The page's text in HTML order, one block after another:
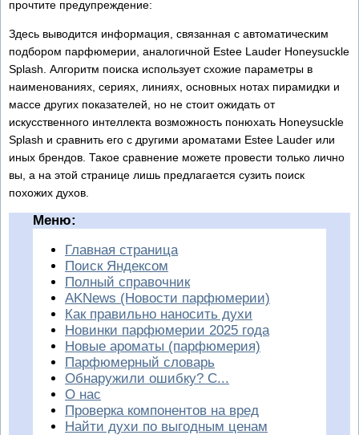
прочтите предупреждение:
Здесь выводится информация, связанная с автоматическим
подбором парфюмерии, аналогичной Estee Lauder Honeysuckle
Splash. Алгоритм поиска использует схожие параметры в
наименованиях, сериях, линиях, основных нотах пирамидки и
массе других показателей, но не стоит ожидать от
искусственного интеллекта возможность понюхать Honeysuckle
Splash и сравнить его с другими ароматами Estee Lauder или
иных брендов. Такое сравнение можете провести только лично
вы, а на этой странице лишь предлагается сузить поиск
похожих духов.
Меню:
Главная страница
Поиск Яндексом
Полный справочник
AKNews (Новости парфюмерии)
Как правильно наносить духи
Новинки парфюмерии 2025 года
Новые ароматы (парфюмерия)
Парфюмерный словарь
Обнаружили ошибку? С...
О нас
Проверка компонентов на вред
Найти духи по выгодным ценам